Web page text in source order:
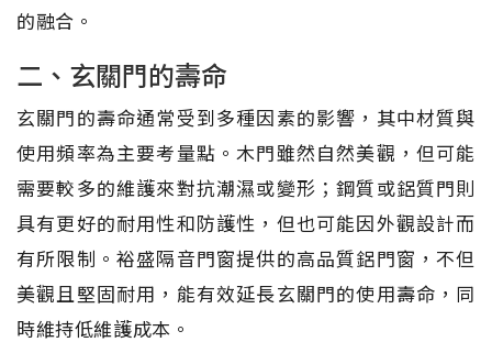
的融合。
二、玄關門的壽命
玄關門的壽命通常受到多種因素的影響，其中材質與
使用頻率為主要考量點。木門雖然自然美觀，但可能
需要較多的維護來對抗潮濕或變形；鋼質或鋁質門則
具有更好的耐用性和防護性，但也可能因外觀設計而
有所限制。裕盛隔音門窗提供的高品質鋁門窗，不但
美觀且堅固耐用，能有效延長玄關門的使用壽命，同
時維持低維護成本。